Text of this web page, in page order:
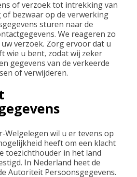
of verzoek tot intrekking van
bezwaar op de verwerking
sturen naar de
We reageren zo
verzoek. Zorg ervoor dat u
wie u bent, zodat wij zeker
gegevens van de verkeerde
of verwijderen.
Welgelegen wil u er tevens op
heeft om een klacht
toezichthouder in het land
In Nederland heet de
Autoriteit Persoonsgegevens.